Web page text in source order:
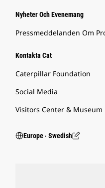
Nyheter Och Evenemang
Pressmeddelanden Om
Kontakta Cat
Caterpillar Foundation
Social Media
Visitors Center & Museum
Europe ‧ Swedish